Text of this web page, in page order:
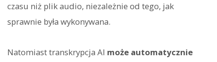
czasu niż plik audio, niezależnie od tego, jak
sprawnie była wykonywana.
Natomiast transkrypcja AI może automatycznie